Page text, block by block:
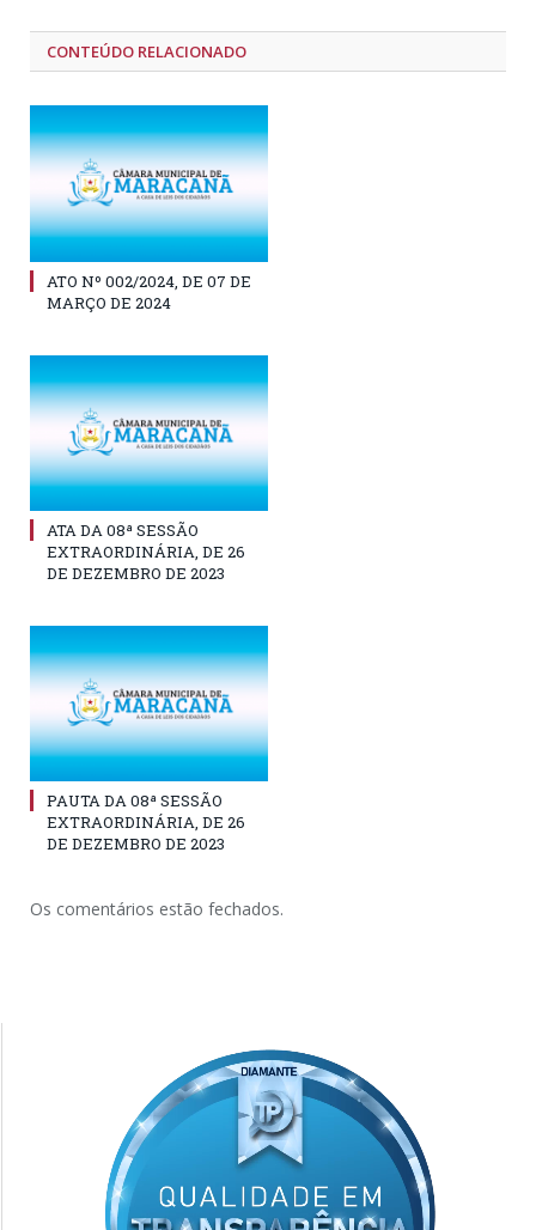
CONTEÚDO RELACIONADO
ATO Nº 002/2024, DE 07 DE
MARÇO DE 2024
ATA DA 08ª SESSÃO
EXTRAORDINÁRIA, DE 26
DE DEZEMBRO DE 2023
PAUTA DA 08ª SESSÃO
EXTRAORDINÁRIA, DE 26
DE DEZEMBRO DE 2023
Os comentários estão fechados.